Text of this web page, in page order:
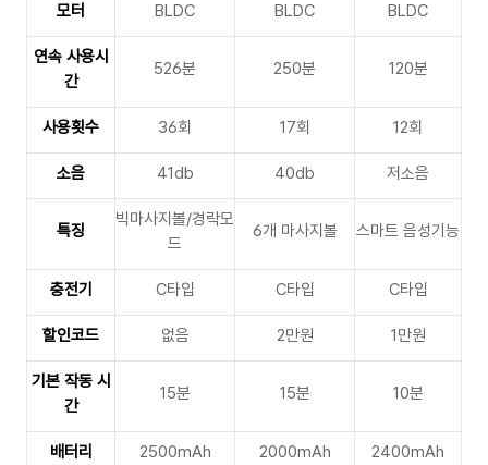
모터 BLDC BLDC BLDC
연속 사용시
간
526분 250분 120분
사용횟수 36회 17회 12회
소음 41db 40db 저소음
특징
빅마사지볼/경락모
드
6개 마사지볼 스마트 음성기능
충전기 C타입 C타입 C타입
할인코드 없음 2만원 1만원
기본 작동 시
간
15분 15분 10분
배터리 2500mAh 2000mAh 2400mAh